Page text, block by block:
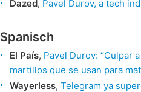
Dazed, Pavel Durov, a tech
Spanisch
El País, Pavel Durov: “Culpar
martillos que se usan para
Wayerless, Telegram ya